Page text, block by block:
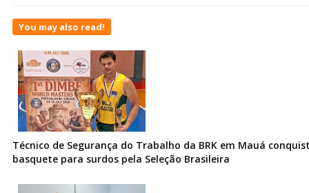
You may also read!
Técnico de Segurança do Trabalho da BRK em Mauá
basquete para surdos pela Seleção Brasileira